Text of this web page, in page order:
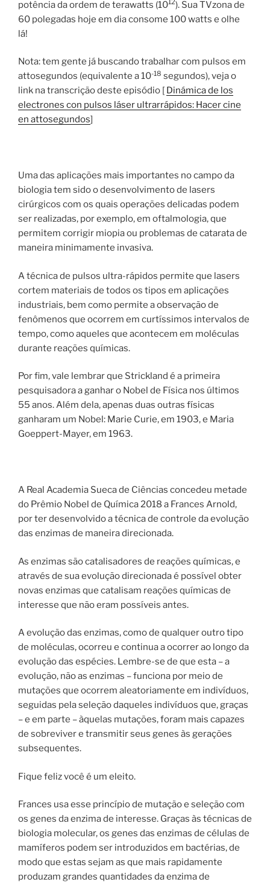
potência da ordem de terawatts (1012). Sua TVzona de
60 polegadas hoje em dia consome 100 watts e olhe
lá!
Nota: tem gente já buscando trabalhar com pulsos em
attosegundos (equivalente a 10-18 segundos), veja o
link na transcrição deste episódio [ Dinámica de los
electrones con pulsos láser ultrarrápidos: Hacer cine
en attosegundos]
Uma das aplicações mais importantes no campo da
biologia tem sido o desenvolvimento de lasers
cirúrgicos com os quais operações delicadas podem
ser realizadas, por exemplo, em oftalmologia, que
permitem corrigir miopia ou problemas de catarata de
maneira minimamente invasiva.
A técnica de pulsos ultra-rápidos permite que lasers
cortem materiais de todos os tipos em aplicações
industriais, bem como permite a observação de
fenômenos que ocorrem em curtíssimos intervalos de
tempo, como aqueles que acontecem em moléculas
durante reações químicas.
Por fim, vale lembrar que Strickland é a primeira
pesquisadora a ganhar o Nobel de Física nos últimos
55 anos. Além dela, apenas duas outras físicas
ganharam um Nobel: Marie Curie, em 1903, e Maria
Goeppert-Mayer, em 1963.
A Real Academia Sueca de Ciências concedeu metade
do Prêmio Nobel de Química 2018 a Frances Arnold,
por ter desenvolvido a técnica de controle da evolução
das enzimas de maneira direcionada.
As enzimas são catalisadores de reações químicas, e
através de sua evolução direcionada é possível obter
novas enzimas que catalisam reações químicas de
interesse que não eram possíveis antes.
A evolução das enzimas, como de qualquer outro tipo
de moléculas, ocorreu e continua a ocorrer ao longo da
evolução das espécies. Lembre-se de que esta – a
evolução, não as enzimas – funciona por meio de
mutações que ocorrem aleatoriamente em indivíduos,
seguidas pela seleção daqueles indivíduos que, graças
– e em parte – àquelas mutações, foram mais capazes
de sobreviver e transmitir seus genes às gerações
subsequentes.
Fique feliz você é um eleito.
Frances usa esse princípio de mutação e seleção com
os genes da enzima de interesse. Graças às técnicas de
biologia molecular, os genes das enzimas de células de
mamíferos podem ser introduzidos em bactérias, de
modo que estas sejam as que mais rapidamente
produzam grandes quantidades da enzima de